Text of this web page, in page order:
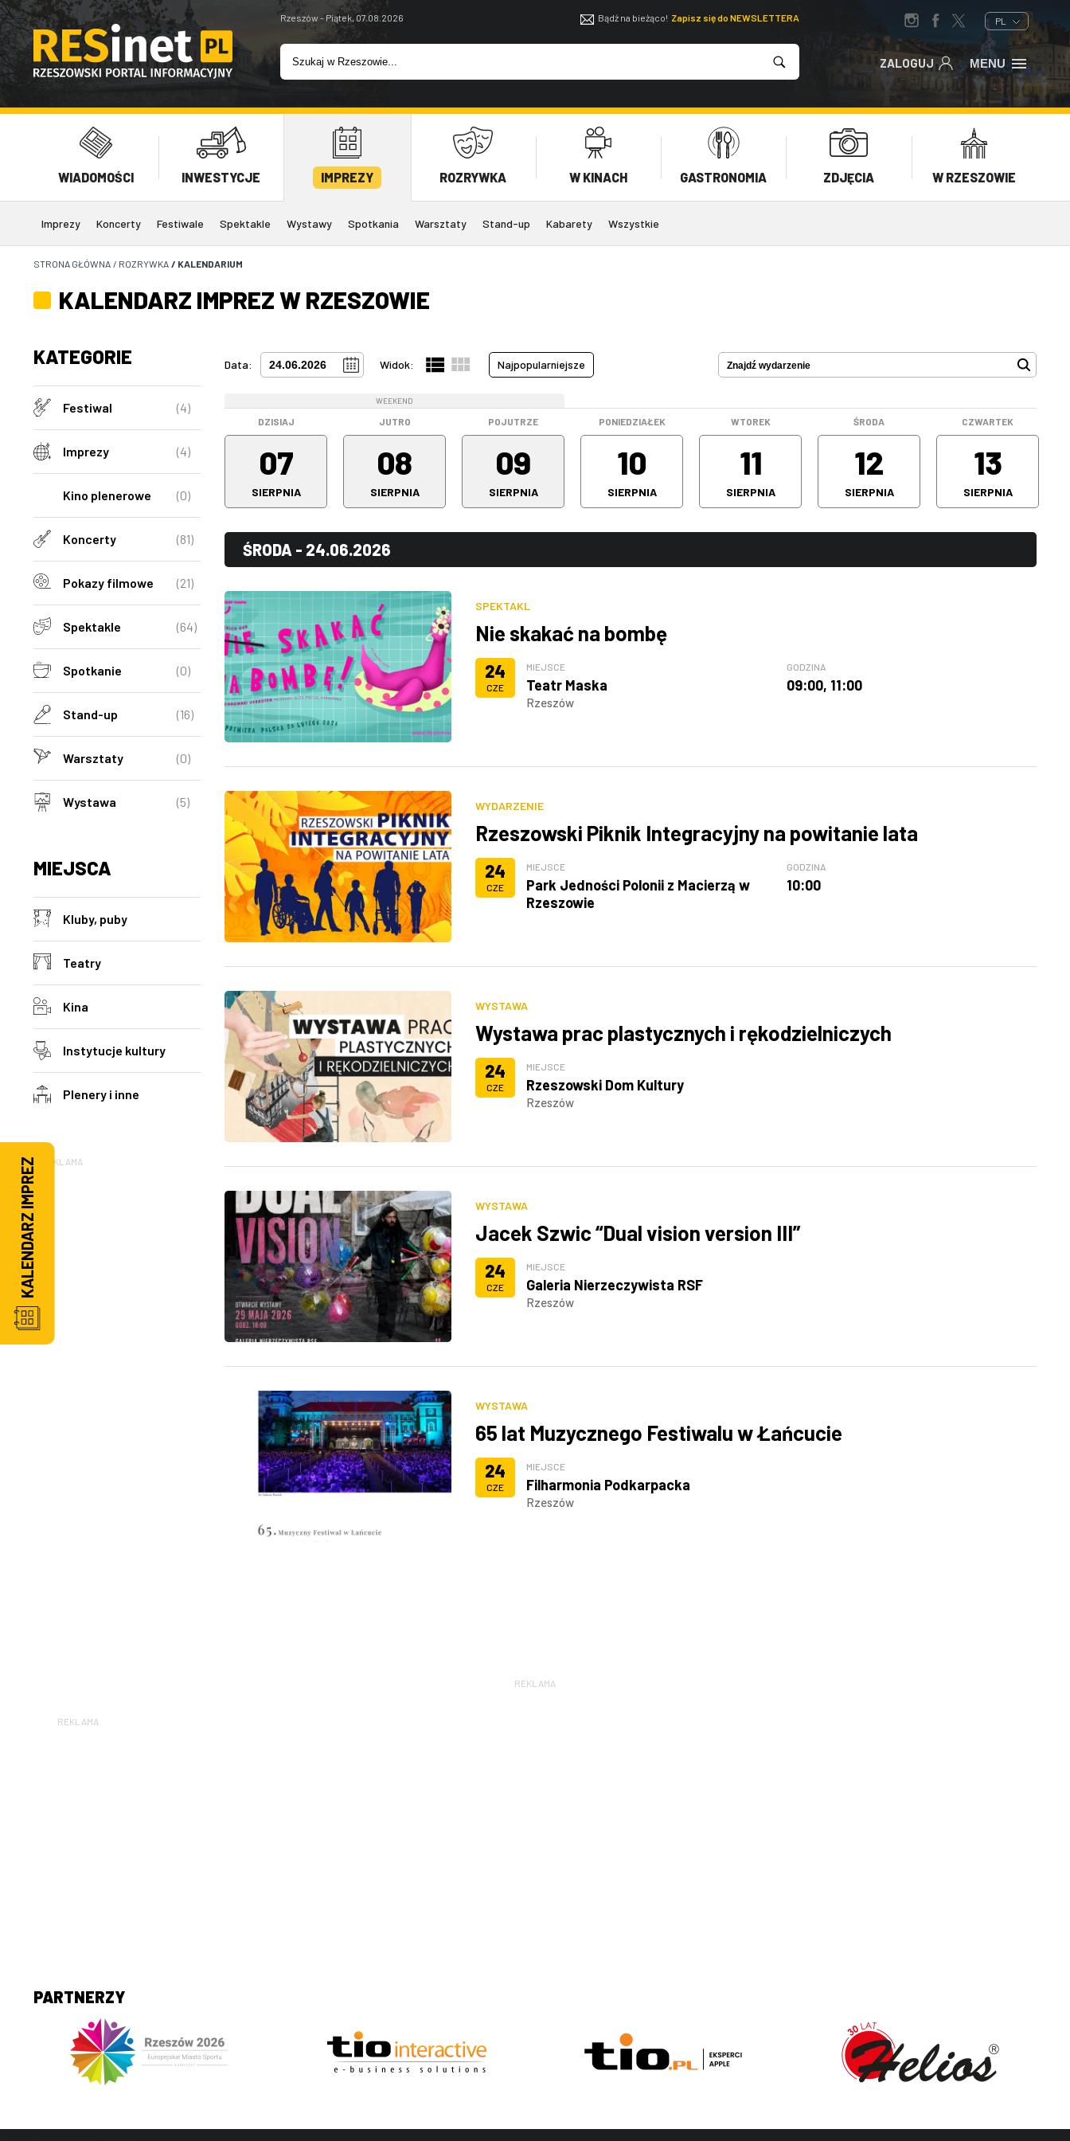
Rzeszów - Piątek, 07.08.2026 Bądź na bieżąco! Zapisz się do NEWSLETTERA PL
ZALOGUJ MENU
WIADOMOŚCI INWESTYCJE IMPREZY ROZRYWKA W KINACH GASTRONOMIA ZDJĘCIA W RZESZOWIE
Imprezy Koncerty Festiwale Spektakle Wystawy Spotkania Warsztaty Stand-up Kabarety Wszystkie
STRONA GŁÓWNA / ROZRYWKA / KALENDARIUM
KALENDARZ IMPREZ W RZESZOWIE
KATEGORIE
Festiwal (4)
Imprezy (4)
Kino plenerowe (0)
Koncerty (81)
Pokazy filmowe (21)
Spektakle (64)
Spotkanie (0)
Stand-up (16)
Warsztaty (0)
Wystawa (5)
MIEJSCA
Kluby, puby
Teatry
Kina
Instytucje kultury
Plenery i inne
REKLAMA
Data: Widok: Najpopularniejsze
DZISIAJ
07
SIERPNIA
WEEKEND
JUTRO
08
SIERPNIA
POJUTRZE
09
SIERPNIA
PONIEDZIAŁEK
10
SIERPNIA
WTOREK
11
SIERPNIA
ŚRODA
12
SIERPNIA
CZWARTEK
13
SIERPNIA
ŚRODA - 24.06.2026
SPEKTAKL
Nie skakać na bombę
24
CZE
MIEJSCE
Teatr Maska
Rzeszów
GODZINA
09:00, 11:00
WYDARZENIE
Rzeszowski Piknik Integracyjny na powitanie lata
24
CZE
MIEJSCE
Park Jedności Polonii z Macierzą w
Rzeszowie
GODZINA
10:00
WYSTAWA
Wystawa prac plastycznych i rękodzielniczych
24
CZE
MIEJSCE
Rzeszowski Dom Kultury
Rzeszów
WYSTAWA
Jacek Szwic “Dual vision version III”
24
CZE
MIEJSCE
Galeria Nierzeczywista RSF
Rzeszów
WYSTAWA
65 lat Muzycznego Festiwalu w Łańcucie
24
CZE
MIEJSCE
Filharmonia Podkarpacka
Rzeszów
REKLAMA
REKLAMA
PARTNERZY
KALENDARZ IMPREZ